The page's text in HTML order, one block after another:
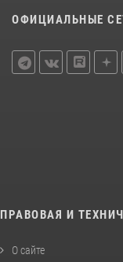
ОФИЦИАЛЬНЫЕ
ПРАВОВАЯ И
О сайте